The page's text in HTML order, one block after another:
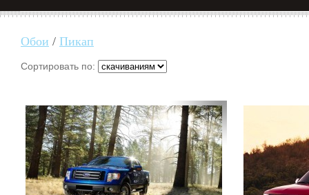
Обои / Пикап
Сортировать по: